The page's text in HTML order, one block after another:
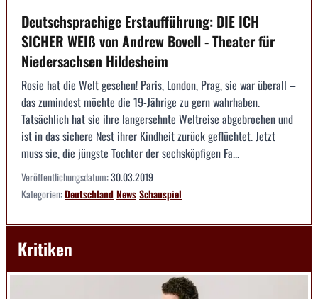
Deutschsprachige Erstaufführung: DIE ICH
SICHER WEIß von Andrew Bovell - Theater für
Niedersachsen Hildesheim
Rosie hat die Welt gesehen! Paris, London, Prag, sie war überall –
das zumindest möchte die 19-Jährige zu gern wahrhaben.
Tatsächlich hat sie ihre langersehnte Weltreise abgebrochen und
ist in das sichere Nest ihrer Kindheit zurück geflüchtet. Jetzt
muss sie, die jüngste Tochter der sechsköpfigen Fa...
Veröffentlichungsdatum:30.03.2019
Kategorien:DeutschlandNewsSchauspiel
Kritiken